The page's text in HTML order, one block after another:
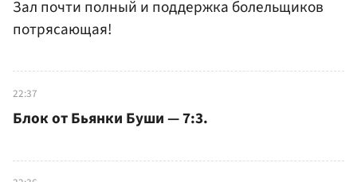
Зал почти полный и поддержка болельщиков
потрясающая!
22:37
Блок от Бьянки Буши — 7:3.